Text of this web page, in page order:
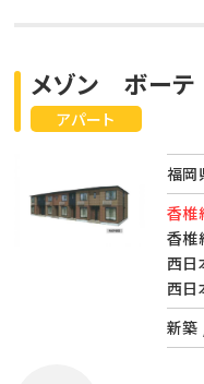
アパート
メゾン ボーテ
福岡
香椎
香椎
西日
西日
新築